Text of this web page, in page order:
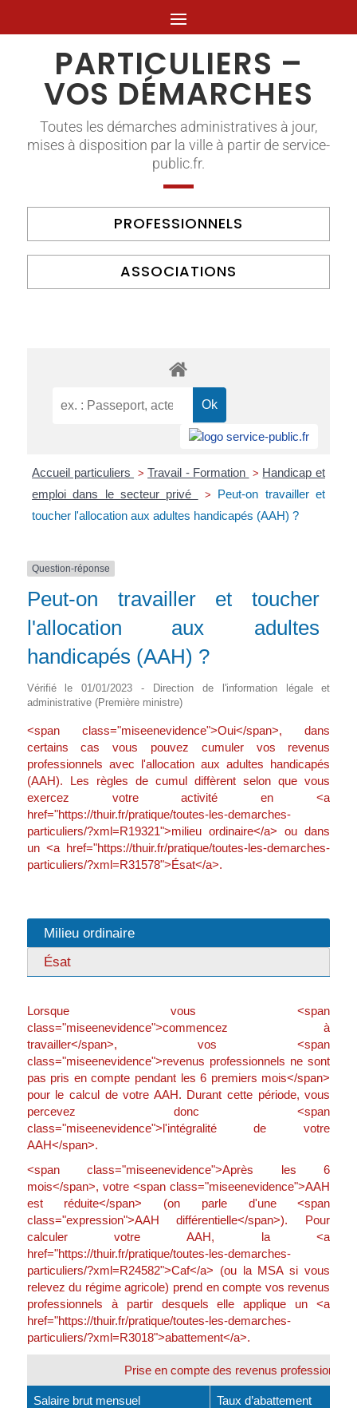
PARTICULIERS –
VOS DÉMARCHES
Toutes les démarches administratives à jour,
mises à disposition par la ville à partir de service-
public.fr.
PROFESSIONNELS
ASSOCIATIONS
Accueil particuliers > Travail - Formation > Handicap et
emploi dans le secteur privé
>
Peut-on travailler et
toucher l'allocation aux adultes handicapés (AAH) ?
Question-réponse
Peut-on travailler et toucher
l'allocation aux adultes
handicapés (AAH) ?
Vérifié le 01/01/2023 - Direction de l'information légale et
administrative (Première ministre)
<span class="miseenevidence">Oui</span>, dans
certains cas vous pouvez cumuler vos revenus
professionnels avec l'allocation aux adultes handicapés
(AAH). Les règles de cumul diffèrent selon que vous
exercez votre activité en <a
href="https://thuir.fr/pratique/toutes-les-demarches-
particuliers/?xml=R19321">milieu ordinaire</a> ou dans
un <a href="https://thuir.fr/pratique/toutes-les-demarches-
particuliers/?xml=R31578">Ésat</a>.
Milieu ordinaire
Ésat
Lorsque vous <span
class="miseenevidence">commencez à
travailler</span>, vos <span
class="miseenevidence">revenus professionnels ne sont
pas pris en compte pendant les 6 premiers mois</span>
pour le calcul de votre AAH. Durant cette période, vous
percevez donc <span
class="miseenevidence">l'intégralité de votre
AAH</span>.
<span class="miseenevidence">Après les 6
mois</span>, votre <span class="miseenevidence">AAH
est réduite</span> (on parle d'une <span
class="expression">AAH différentielle</span>). Pour
calculer votre AAH, la <a
href="https://thuir.fr/pratique/toutes-les-demarches-
particuliers/?xml=R24582">Caf</a> (ou la MSA si vous
relevez du régime agricole) prend en compte vos revenus
professionnels à partir desquels elle applique un <a
href="https://thuir.fr/pratique/toutes-les-demarches-
particuliers/?xml=R3018">abattement</a>.
Prise en compte des revenus professionnels
Salaire brut mensuel Taux d’abattement